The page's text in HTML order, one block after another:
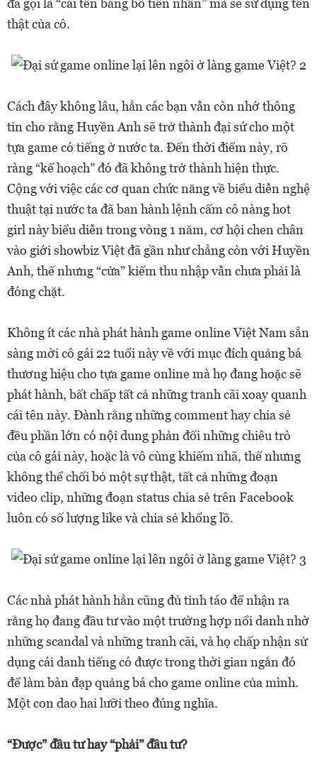
đã gọi là “cái tên báng bổ tiền nhân” mà sẽ sử dụng tên
thật của cô.
Cách đây không lâu, hẳn các bạn vẫn còn nhớ thông
tin cho rằng Huyền Anh sẽ trở thành đại sứ cho một
tựa game có tiếng ở nước ta. Đến thời điểm này, rõ
ràng “kế hoạch” đó đã không trở thành hiện thực.
Cộng với việc các cơ quan chức năng về biểu diễn nghệ
thuật tại nước ta đã ban hành lệnh cấm cô nàng hot
girl này biểu diễn trong vòng 1 năm, cơ hội chen chân
vào giới showbiz Việt đã gần như chẳng còn với Huyền
Anh, thế nhưng “cửa” kiếm thu nhập vẫn chưa phải là
đóng chặt.
Không ít các nhà phát hành game online Việt Nam sẵn
sàng mời cô gái 22 tuổi này về với mục đích quảng bá
thương hiệu cho tựa game online mà họ đang hoặc sẽ
phát hành, bất chấp tất cả những tranh cãi xoay quanh
cái tên này. Đành rằng những comment hay chia sẻ
đều phần lớn có nội dung phản đối những chiêu trò
của cô gái này, hoặc là vô cùng khiếm nhã, thế nhưng
không thể chối bỏ một sự thật, tất cả những đoạn
video clip, những đoạn status chia sẻ trên Facebook
luôn có số lượng like và chia sẻ khổng lồ.
Các nhà phát hành hẳn cũng đủ tỉnh táo để nhận ra
rằng họ đang đầu tư vào một trường hợp nổi danh nhờ
những scandal và những tranh cãi, và họ chấp nhận sử
dụng cái danh tiếng có được trong thời gian ngắn đó
để làm bàn đạp quảng bá cho game online của mình.
Một con dao hai lưỡi theo đúng nghĩa.
“Được” đầu tư hay “phải” đầu tư?